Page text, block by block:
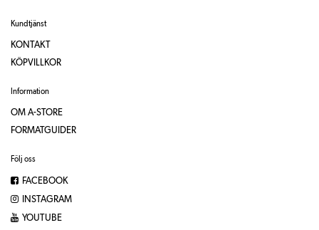
Kundtjänst
KONTAKT
KÖPVILLKOR
Information
OM A-STORE
FORMATGUIDER
Följ oss
FACEBOOK
INSTAGRAM
YOUTUBE